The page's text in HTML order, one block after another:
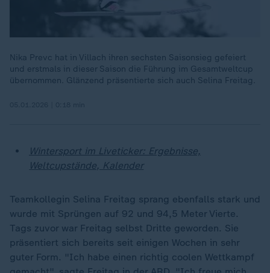
Nika Prevc hat in Villach ihren sechsten Saisonsieg gefeiert
und erstmals in dieser Saison die Führung im Gesamtweltcup
übernommen. Glänzend präsentierte sich auch Selina Freitag.
Wintersport im Liveticker: Ergebnisse,
Weltcupstände, Kalender
Teamkollegin Selina Freitag sprang ebenfalls stark und
wurde mit Sprüngen auf 92 und 94,5 Meter Vierte.
Tags zuvor war Freitag selbst Dritte geworden. Sie
präsentiert sich bereits seit einigen Wochen in sehr
guter Form. "Ich habe einen richtig coolen Wettkampf